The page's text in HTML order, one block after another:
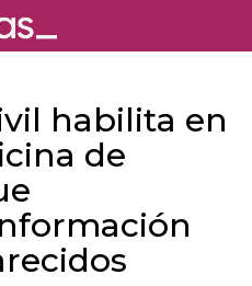
habilita en
de